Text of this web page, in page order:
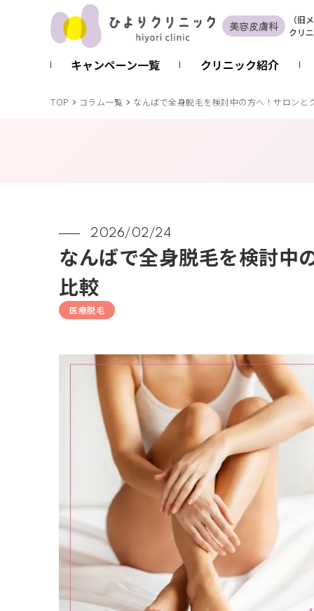
美容皮膚科 （旧
クリニ
キャンペーン一覧 クリニック紹介
TOP コラム一覧 なんばで全身脱毛を検討中の方へ！サロンと
2026/02/24
なんばで全身脱毛を検討中
比較
医療脱毛